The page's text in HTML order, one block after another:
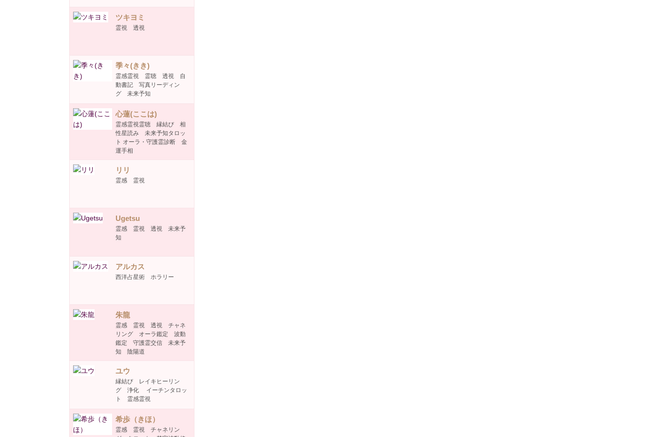
ツキヨミ
霊視 透視
季々(きき)
霊感霊視 霊聴 透視 自
動書記 写真リーディン
グ 未来予知
心蓮(ここは)
霊感霊視霊聴 縁結び 相
性星読み 未来予知タロッ
ト オーラ・守護霊診断 金
運手相
リリ
霊感 霊視
Ugetsu
霊感 霊視 透視 未来予
知
アルカス
西洋占星術 ホラリー
朱龍
霊感 霊視 透視 チャネ
リング オーラ鑑定 波動
鑑定 守護霊交信 未来予
知 陰陽道
ユウ
縁結び レイキヒーリン
グ 浄化 イーチンタロッ
ト 霊感霊視
希歩（きほ）
霊感 霊視 チャネリン